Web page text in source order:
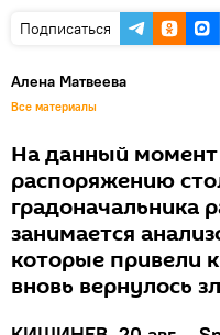
Подписаться
Алена Матвеева
Все материалы
На данный
распоряжению
градоначальника
занимается
которые привели
вновь вернулось